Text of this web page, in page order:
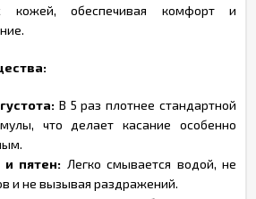
кожей, обеспечивая комфорт и
В 5 раз плотнее стандартной
что делает касание особенно
и пятен: Легко смывается водой, не
и не вызывая раздражений.